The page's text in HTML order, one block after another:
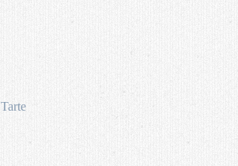
Tarte